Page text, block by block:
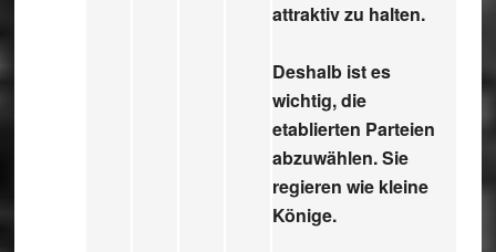
attraktiv zu halten.
Deshalb ist es
wichtig, die
etablierten Parteien
abzuwählen. Sie
regieren wie kleine
Könige.